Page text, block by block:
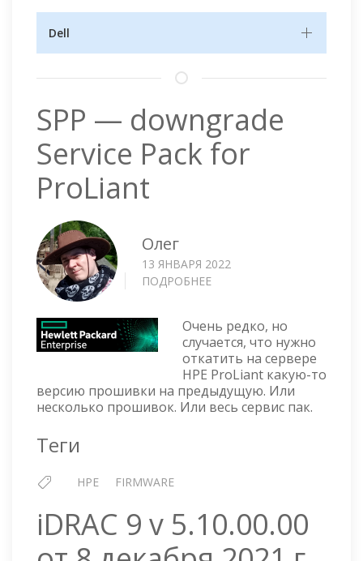
Dell
SPP — downgrade
Service Pack for
ProLiant
Олег
13 ЯНВАРЯ 2022
ПОДРОБНЕЕ
DOWNGRADE
SERVICE
PACK
FOR
PROLIANT
Очень редко, но
случается, что нужно
откатить на сервере
HPE ProLiant какую-то
версию прошивки на предыдущую. Или
несколько прошивок. Или весь сервис пак.
Теги
HPE FIRMWARE
iDRAC 9 v 5.10.00.00